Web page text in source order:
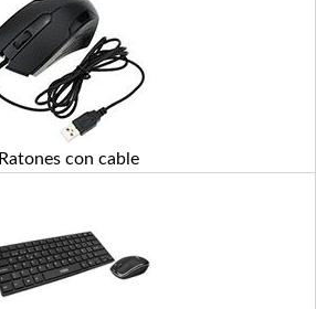
Ratones con cable